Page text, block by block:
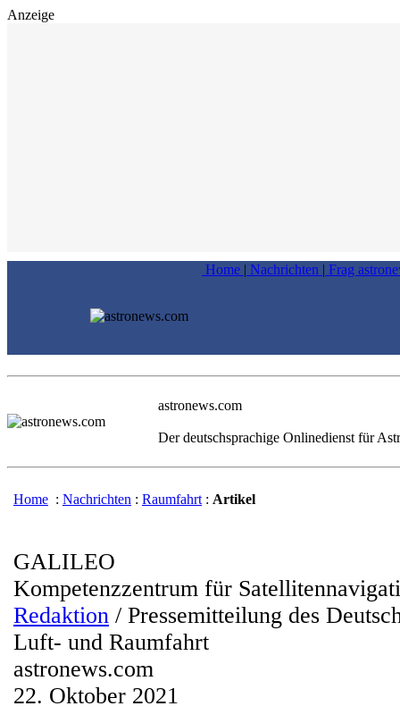
Anzeige
Home | Nachrichten | Frag
astronews.com
Der deutschsprachige Onlinedienst für
Home : Nachrichten : Raumfahrt : Artikel
GALILEO
Kompetenzzentrum für
Redaktion / Pressemitteilung des
Luft- und Raumfahrt
astronews.com
22. Oktober 2021